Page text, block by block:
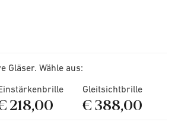
Gläser. Wähle aus:
218,00
Gleitsichtbrille
€ 388,00